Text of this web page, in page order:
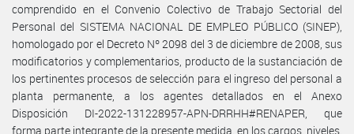
comprendido en el Convenio Colectivo de Trabajo Sectorial del
Personal del SISTEMA NACIONAL DE EMPLEO PÚBLICO (SINEP),
homologado por el Decreto Nº 2098 del 3 de diciembre de 2008, sus
modificatorios y complementarios, producto de la sustanciación de
los pertinentes procesos de selección para el ingreso del personal a
planta permanente, a los agentes detallados en el Anexo
Disposición DI-2022-131228957-APN-DRRHH#RENAPER, que
forma parte integrante de la presente medida, en los cargos, niveles,